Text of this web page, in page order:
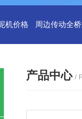
机价格 周边传动全
产品中心 /